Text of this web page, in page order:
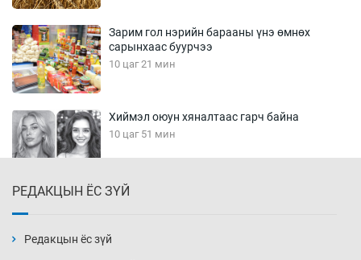
Зарим гол нэрийн барааны үнэ өмнөх
сарынхаас буурчээ
10 цаг 21 мин
Хиймэл оюун хяналтаас гарч байна
10 цаг 51 мин
11 цаг 21 мин
РЕДАКЦЫН ЁС ЗҮЙ
Редакцын ёс зүй